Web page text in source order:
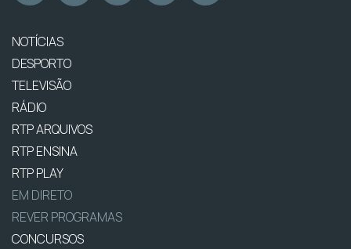
NOTÍCIAS
DESPORTO
TELEVISÃO
RÁDIO
RTP ARQUIVOS
RTP ENSINA
RTP PLAY
EM DIRETO
REVER PROGRAMAS
CONCURSOS